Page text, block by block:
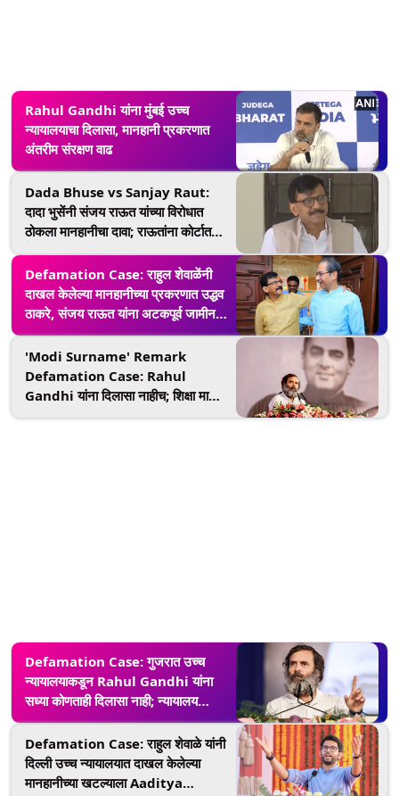
Rahul Gandhi यांना मुंबई उच्च
न्यायालयाचा दिलासा, मानहानी प्रकरणात
अंतरीम संरक्षण वाढ
Dada Bhuse vs Sanjay Raut:
दादा भुसेंनी संजय राऊत यांच्या विरोधात
ठोकला मानहानीचा दावा; राऊतांना कोर्टात
Defamation Case: राहुल शेवाळेंनी
दाखल केलेल्या मानहानीच्या प्रकरणात उद्धव
ठाकरे, संजय राऊत यांना अटकपूर्व जामीन
मंजूर
'Modi Surname' Remark
Defamation Case: Rahul
Gandhi यांना दिलासा नाहीच; शिक्षा माफीचा
Defamation Case: गुजरात उच्च
न्यायालयाकडून Rahul Gandhi यांना
सध्या कोणताही दिलासा नाही; न्यायालय
सुट्टीनंतर देणार निकाल
Defamation Case: राहुल शेवाळे यांनी
दिल्ली उच्च न्यायालयात दाखल केलेल्या
मानहानीच्या खटल्याला Aaditya